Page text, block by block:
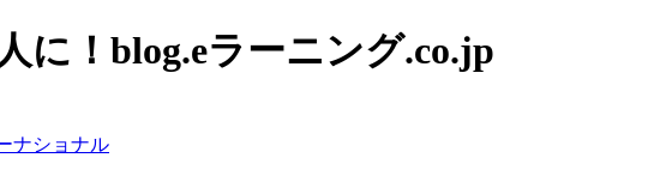
に！blog.eラーニング.co.jp
ナショナル